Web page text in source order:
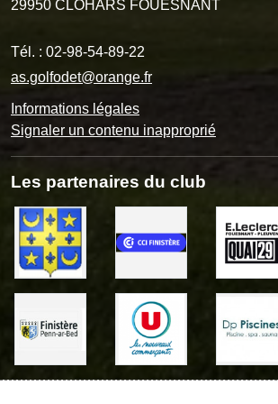
29950 CLOHARS FOUESNANT
Tél. : 02-98-54-89-22
as.golfodet@orange.fr
Informations légales
Signaler un contenu inapproprié
Les partenaires du club